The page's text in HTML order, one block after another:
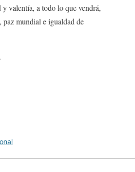
valentía, a todo lo que vendrá,
paz mundial e igualdad de